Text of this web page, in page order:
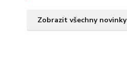
Zobrazit všechny novinky